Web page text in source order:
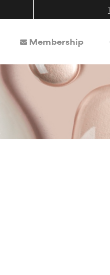
Membership